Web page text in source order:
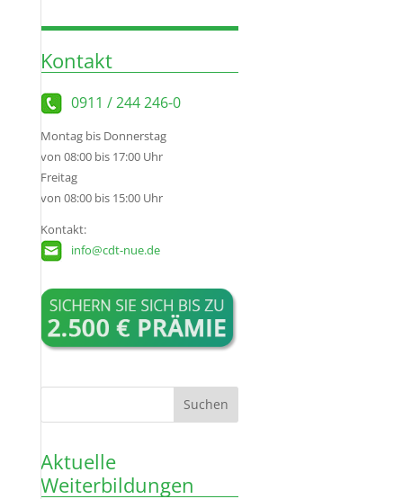
Kontakt
0911 / 244 246-0
Montag bis Donnerstag
von 08:00 bis 17:00 Uhr
Freitag
von 08:00 bis 15:00 Uhr
Kontakt:
info@cdt-nue.de
Aktuelle
Weiterbildungen